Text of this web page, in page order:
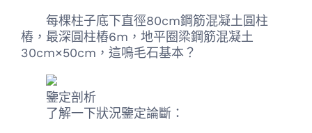
每棵柱子底下直徑80cm鋼筋混凝土圓柱
樁，最深圓柱樁6m，地平圈梁鋼筋混凝土
30cm×50cm，這鳴毛石基本？
鑒定剖析
了解一下狀況鑒定論斷：